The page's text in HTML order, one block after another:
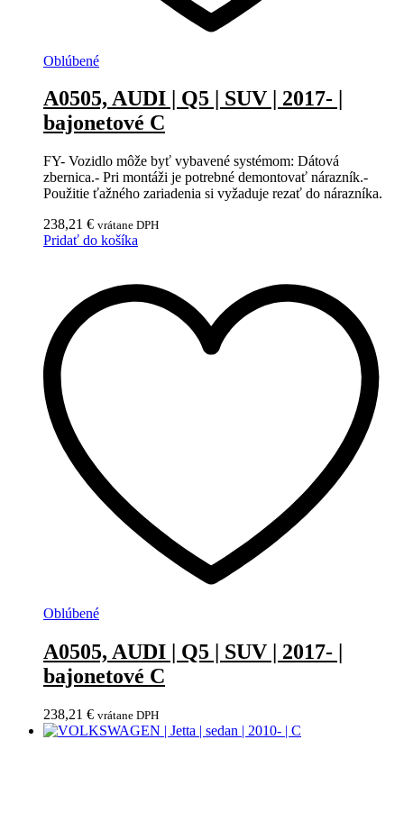
Oblúbené
A0505, AUDI | Q5 | SUV | 2017- |
bajonetové C
FY- Vozidlo môže byť vybavené systémom: Dátová
zbernica.- Pri montáži je potrebné demontovať nárazník.-
Použitie ťažného zariadenia si vyžaduje rezať do nárazníka.
238,21 € vrátane DPH
Pridať do košíka
Oblúbené
A0505, AUDI | Q5 | SUV | 2017- |
bajonetové C
238,21 € vrátane DPH